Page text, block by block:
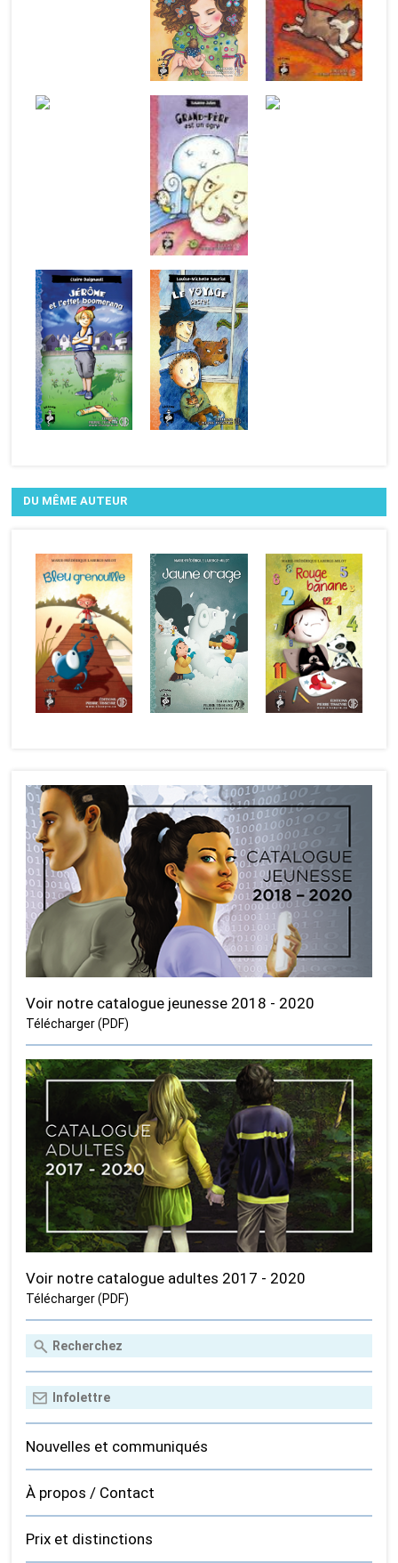
DU MÊME AUTEUR
Voir notre catalogue jeunesse 2018 - 2020
Télécharger (PDF)
Voir notre catalogue adultes 2017 - 2020
Télécharger (PDF)
Nouvelles et communiqués
À propos / Contact
Prix et distinctions